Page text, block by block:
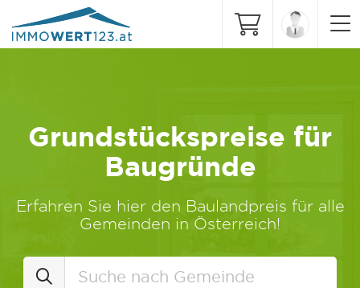
Grundstückspreise für
Baugründe
Erfahren Sie hier den Baulandpreis für alle
Gemeinden in Österreich!